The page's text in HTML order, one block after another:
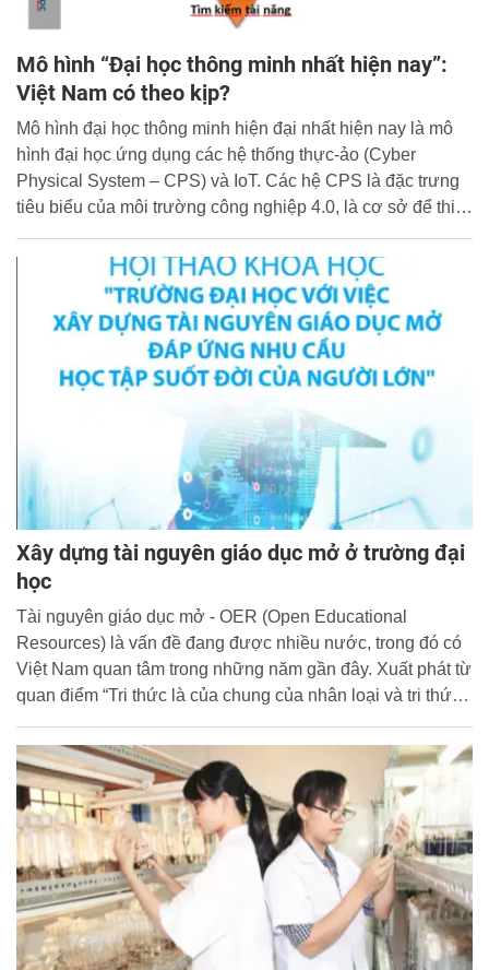
Mô hình “Đại học thông minh nhất hiện nay”:
Việt Nam có theo kịp?
Mô hình đại học thông minh hiện đại nhất hiện nay là mô
hình đại học ứng dụng các hệ thống thực-ảo (Cyber
Physical System – CPS) và IoT. Các hệ CPS là đặc trưng
tiêu biểu của môi trường công nghiệp 4.0, là cơ sở để thiết
Xây dựng tài nguyên giáo dục mở ở trường đại
học
Tài nguyên giáo dục mở - OER (Open Educational
Resources) là vấn đề đang được nhiều nước, trong đó có
Việt Nam quan tâm trong những năm gần đây. Xuất phát từ
quan điểm “Tri thức là của chung của nhân loại và tri thức